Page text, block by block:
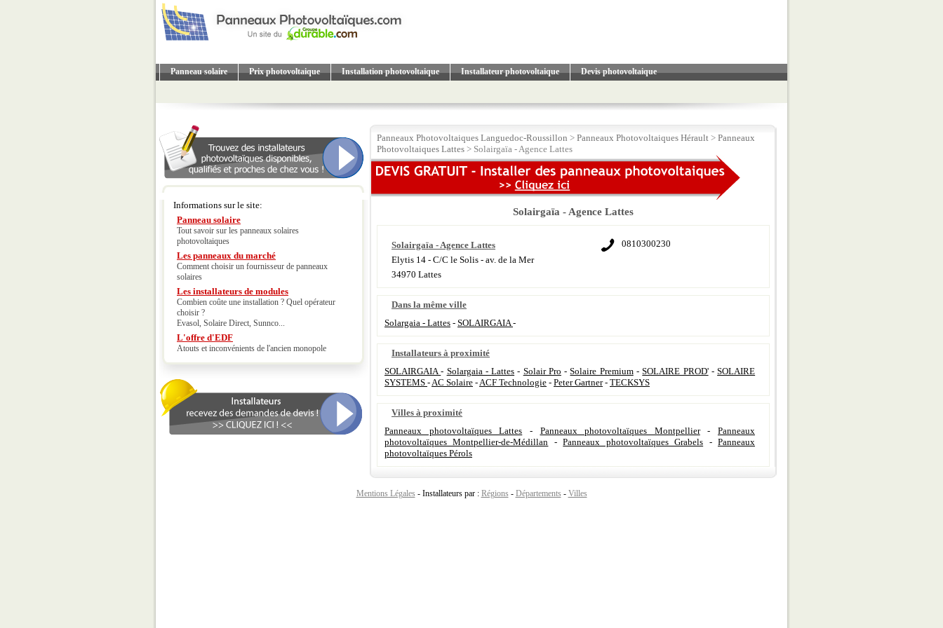
Panneau solaire Prix photovoltaique Installation photovoltaique Installateur photovoltaique Devis photovoltaique
Informations sur le site:
Panneau solaire
Tout savoir sur les panneaux solaires
photovoltaiques
Les panneaux du marché
Comment choisir un fournisseur de panneaux
solaires
Les installateurs de modules
Combien coûte une installation ? Quel opérateur
choisir ?
Evasol, Solaire Direct, Sunnco...
L'offre d'EDF
Atouts et inconvénients de l'ancien monopole
Panneaux Photovoltaiques Languedoc-Roussillon > Panneaux Photovoltaiques Hérault > Panneaux
Photovoltaiques Lattes > Solairgaïa - Agence Lattes
Solairgaïa - Agence Lattes
0810300230
Solairgaïa - Agence Lattes
Elytis 14 - C/C le Solis - av. de la Mer
34970 Lattes
Dans la même ville
Solargaia - Lattes - SOLAIRGAIA-
Installateurs à proximité
SOLAIRGAIA- Solargaia - Lattes - Solair Pro -Solaire Premium-SOLAIRE PROD'-SOLAIRE
SYSTEMS -AC Solaire -ACF Technologie - Peter Gartner- TECKSYS
Villes à proximité
Panneaux photovoltaïques Lattes - Panneaux photovoltaïques Montpellier- Panneaux
photovoltaïques Montpellier-de-Médillan -Panneaux photovoltaïques Grabels -Panneaux
photovoltaïques Pérols
Mentions Légales - Installateurs par : Régions - Départements - Villes